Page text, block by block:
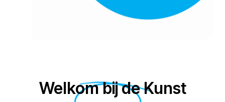
Welkom bij de Kunst